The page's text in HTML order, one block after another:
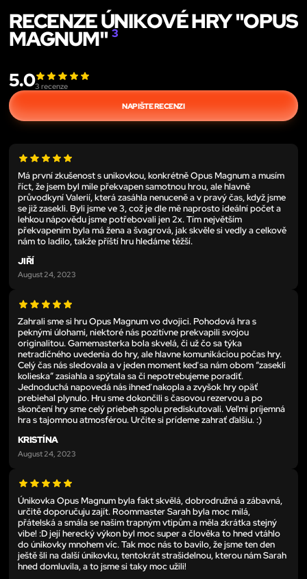
RECENZE ÚNIKOVÉ HRY "OPUS
MAGNUM" 3
5.03 recenze
NAPIŠTE RECENZI
Má první zkušenost s unikovkou, konkrétně Opus Magnum a musím
říct, že jsem byl mile překvapen samotnou hrou, ale hlavně
průvodkyní Valerií, která zasáhla nenuceně a v pravý čas, když jsme
se již zasekli. Byli jsme ve 3, což je dle mě naprosto ideální počet a
lehkou nápovědu jsme potřebovali jen 2x. Tím největším
překvapením byla má žena a švagrová, jak skvěle si vedly a celkově
nám to ladilo, takže příští hru hledáme těžší.
JIŘÍ
August 24, 2023
Zahrali sme si hru Opus Magnum vo dvojici. Pohodová hra s
peknými úlohami, niektoré nás pozitívne prekvapili svojou
originalitou. Gamemasterka bola skvelá, či už čo sa týka
netradičného uvedenia do hry, ale hlavne komunikáciou počas hry.
Celý čas nás sledovala a v jeden moment keď sa nám obom “zasekli
kolieska” zasiahla a spýtala sa či nepotrebujeme poradiť.
Jednoduchá napovedá nás ihneď nakopla a zvyšok hry opäť
prebiehal plynulo. Hru sme dokončili s časovou rezervou a po
skončení hry sme celý priebeh spolu prediskutovali. Veľmi príjemná
hra s tajomnou atmosférou. Určite si prídeme zahrať ďalšiu. :)
KRISTÍNA
August 24, 2023
Únikovka Opus Magnum byla fakt skvělá, dobrodružná a zábavná,
určitě doporučuju zajít. Roommaster Sarah byla moc milá,
přátelská a smála se našim trapným vtipům a měla zkrátka stejný
vibe! :D její herecký výkon byl moc super a člověka to hned vtáhlo
do únikovky mnohem víc. Tak moc nás to bavilo, že jsme ten den
ještě šli na další únikovku, tentokrát strašidelnou, kterou nám Sarah
hned domluvila, a to jsme si taky moc užili!